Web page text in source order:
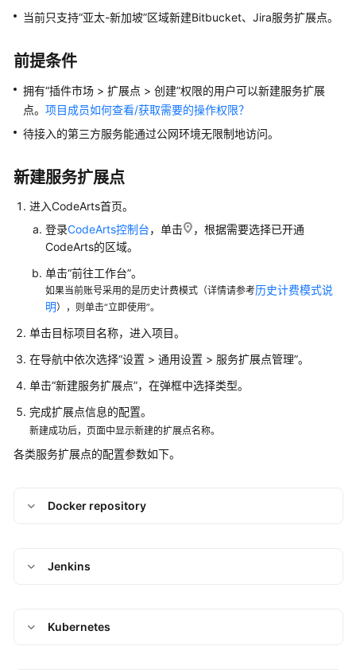
权
管
理
项
目
息
通
知
设
置
管
理
CodeArts
资
池
理
CodeArts
服
展
配
安
当前只支持“亚太-新加坡”区域新建Bitbucket、Jira服务扩展点。
前提条件
拥有“插件市场 > 扩展点 > 创建”权限的用户可以新建服务扩展
点。 项目成员如何查看/获取需要的操作权限？
待接入的第三方服务能通过公网环境无限制地访问。
新建服务扩展点
进入CodeArts首页。
登录CodeArts控制台，单击
，根据需要选择已开通
CodeArts的区域。
单击“前往工作台”。
如果当前账号采用的是历史计费模式（详情请参考历史计费模式说
明），则单击“立即使用”。
单击目标项目名称，进入项目。
在导航中依次选择“设置 > 通用设置 > 服务扩展点管理”。
单击“新建服务扩展点”，在弹框中选择类型。
完成扩展点信息的配置。
新建成功后，页面中显示新建的扩展点名称。
各类服务扩展点的配置参数如下。
Docker repository
Jenkins
Kubernetes